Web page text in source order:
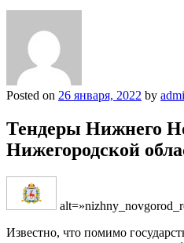
Posted on 26 января, 2022 by
Тендеры Нижнего
Нижегородской
Известно, что помимо